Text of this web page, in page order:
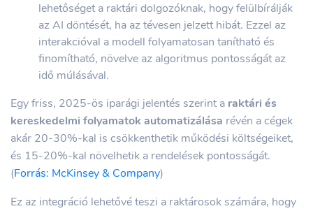
lehetőséget a raktári dolgozóknak, hogy felülbírálják
az AI döntését, ha az tévesen jelzett hibát. Ezzel az
interakcióval a modell folyamatosan tanítható és
finomítható, növelve az algoritmus pontosságát az
idő múlásával.
Egy friss, 2025-ös iparági jelentés szerint a raktári és
kereskedelmi folyamatok automatizálása révén a cégek
akár 20-30%-kal is csökkenthetik működési költségeiket,
és 15-20%-kal növelhetik a rendelések pontosságát.
(Forrás: McKinsey & Company)
Ez az integráció lehetővé teszi a raktárosok számára, hogy